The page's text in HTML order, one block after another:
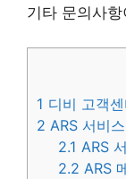
기타 문의사
1 디비 고객
2 ARS 서비
2.1 ARS
2.2 ARS